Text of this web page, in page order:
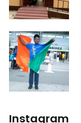
Instagram